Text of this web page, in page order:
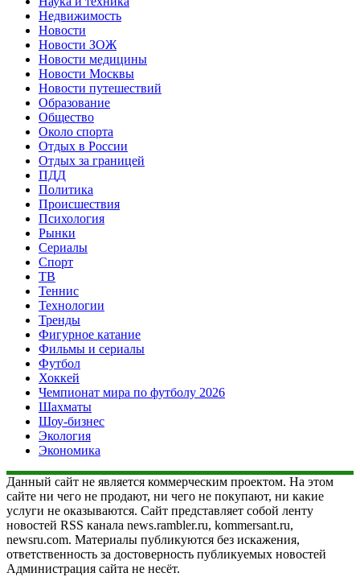
Недвижимость
Новости
Новости ЗОЖ
Новости медицины
Новости Москвы
Новости путешествий
Образование
Общество
Около спорта
Отдых в России
Отдых за границей
ПДД
Политика
Происшествия
Психология
Рынки
Сериалы
Спорт
ТВ
Теннис
Технологии
Тренды
Фигурное катание
Фильмы и сериалы
Футбол
Хоккей
Чемпионат мира по футболу 2026
Шахматы
Шоу-бизнес
Экология
Экономика
Данный сайт не является коммерческим проектом. На этом
сайте ни чего не продают, ни чего не покупают, ни какие
услуги не оказываются. Сайт представляет собой ленту
новостей RSS канала news.rambler.ru, kommersant.ru,
newsru.com. Материалы публикуются без искажения,
ответственность за достоверность публикуемых новостей
Администрация сайта не несёт.